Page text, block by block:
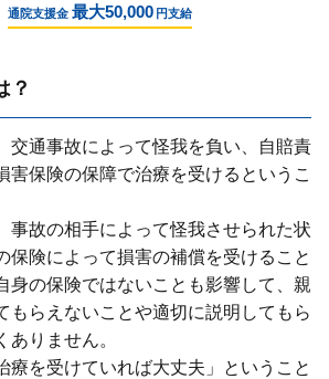
通院支援金 最大50,000 円支給
？
交通事故によって怪我を負い、⾃賠責
害保険の保障で治療を受けるというこ
事故の相⼿によって怪我させられた状
保険によって損害の補償を受けること
⾝の保険ではないことも影響して、親
もらえないことや適切に説明してもら
ありません。
療を受けていれば⼤丈夫」ということ